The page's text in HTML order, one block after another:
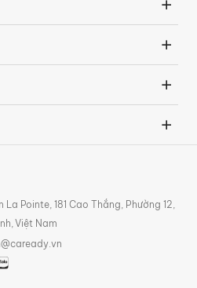
Pointe, 181 Cao Thắng, Phường 12,
Việt Nam